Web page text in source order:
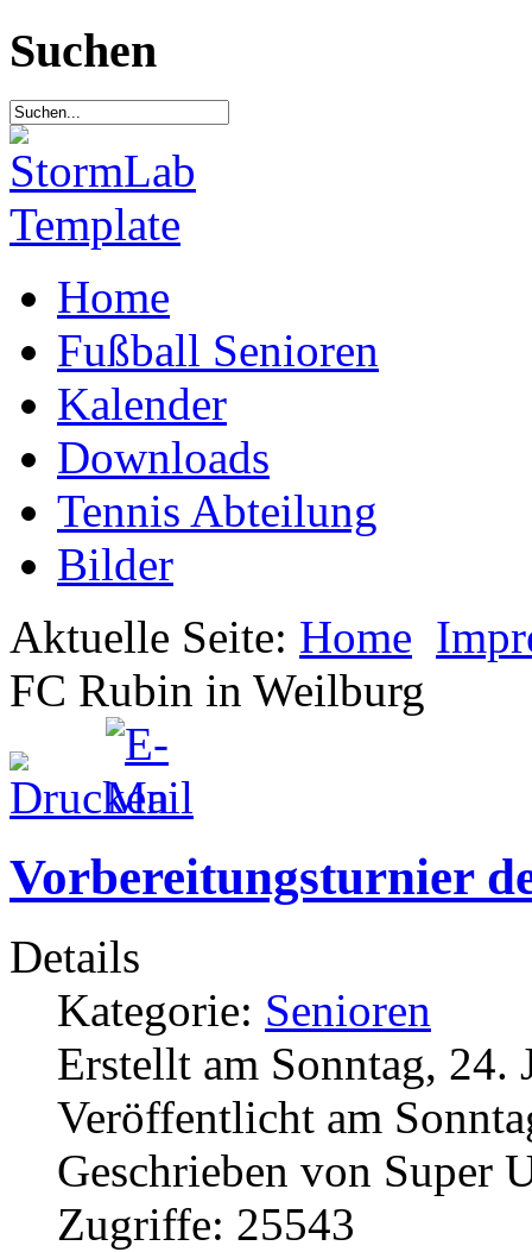
Suchen
Home
Fußball Senioren
Kalender
Downloads
Tennis Abteilung
Bilder
Aktuelle Seite: Home
FC Rubin in Weilburg
Vorbereitungsturnier
Details
Kategorie: Senioren
Erstellt am Sonntag, 24.
Veröffentlicht am
Geschrieben von Super
Zugriffe: 25543